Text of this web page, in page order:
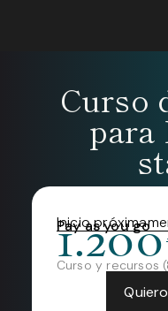
Curso
para
Inicio
Pay as you go
Curso y recursos